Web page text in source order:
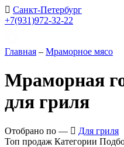
Санкт-Петербург
+7(931)972-32-22
Главная – Мраморное мясо
Мраморная
для гриля
Отобрано по —
Для гриля
Топ продаж Категории